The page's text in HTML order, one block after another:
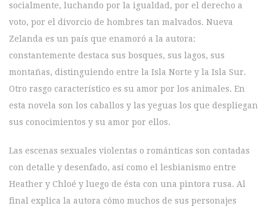
socialmente, luchando por la igualdad, por el derecho a
voto, por el divorcio de hombres tan malvados. Nueva
Zelanda es un país que enamoró a la autora:
constantemente destaca sus bosques, sus lagos, sus
montañas, distinguiendo entre la Isla Norte y la Isla Sur.
Otro rasgo característico es su amor por los animales. En
esta novela son los caballos y las yeguas los que despliegan
sus conocimientos y su amor por ellos.
Las escenas sexuales violentas o románticas son contadas
con detalle y desenfado, así como el lesbianismo entre
Heather y Chloé y luego de ésta con una pintora rusa. Al
final explica la autora cómo muchos de sus personajes